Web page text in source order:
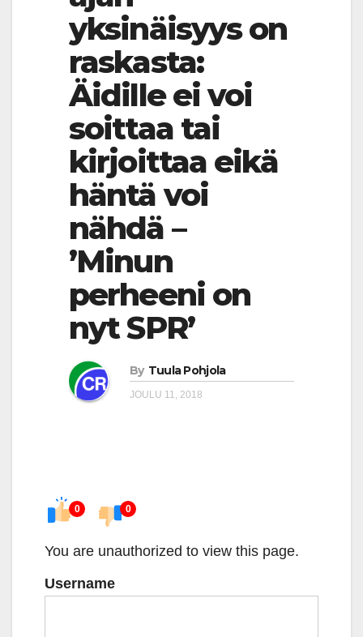
yksinäisyys on
raskasta:
Äidille ei voi
soittaa tai
kirjoittaa eikä
häntä voi
nähdä –
’Minun
perheeni on
nyt SPR’
By Tuula Pohjola
JOULU 11, 2018
0 0
You are unauthorized to view this page.
Username